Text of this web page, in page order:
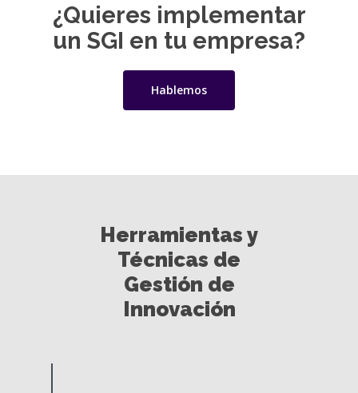
¿Quieres implementar
un SGI en tu empresa?
Hablemos
Herramientas y
Técnicas de
Gestión de
Innovación